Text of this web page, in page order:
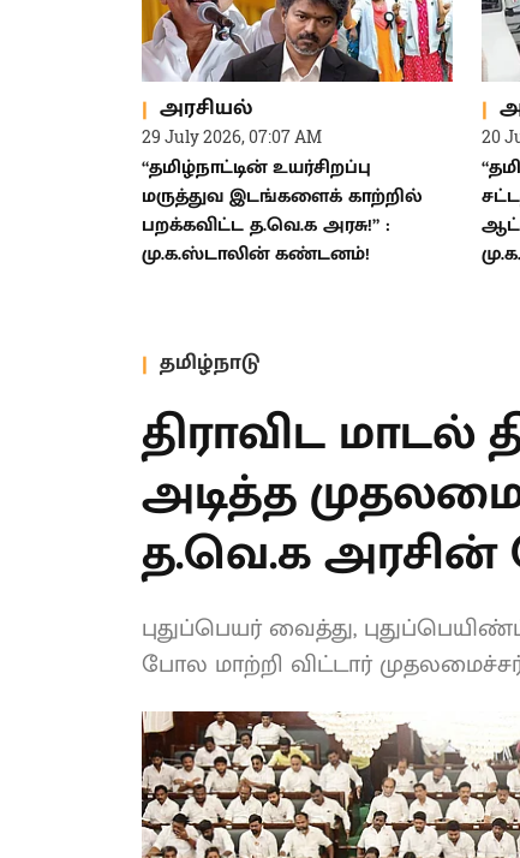
அரசியல்
29 July 2026, 07:07 AM
“தமிழ்நாட்டின் உயர்சிறப்பு
மருத்துவ இடங்களைக் காற்றில்
பறக்கவிட்ட த.வெ.க அரசு!” :
மு.க.ஸ்டாலின் கண்டனம்!
20
தமிழ்நாடு
திராவிட மாடல்
அடித்த
த.வெ.க அரசின்
புதுப்பெயர் வைத்து,
கட்டியது போல மாற்றி விட்டார்